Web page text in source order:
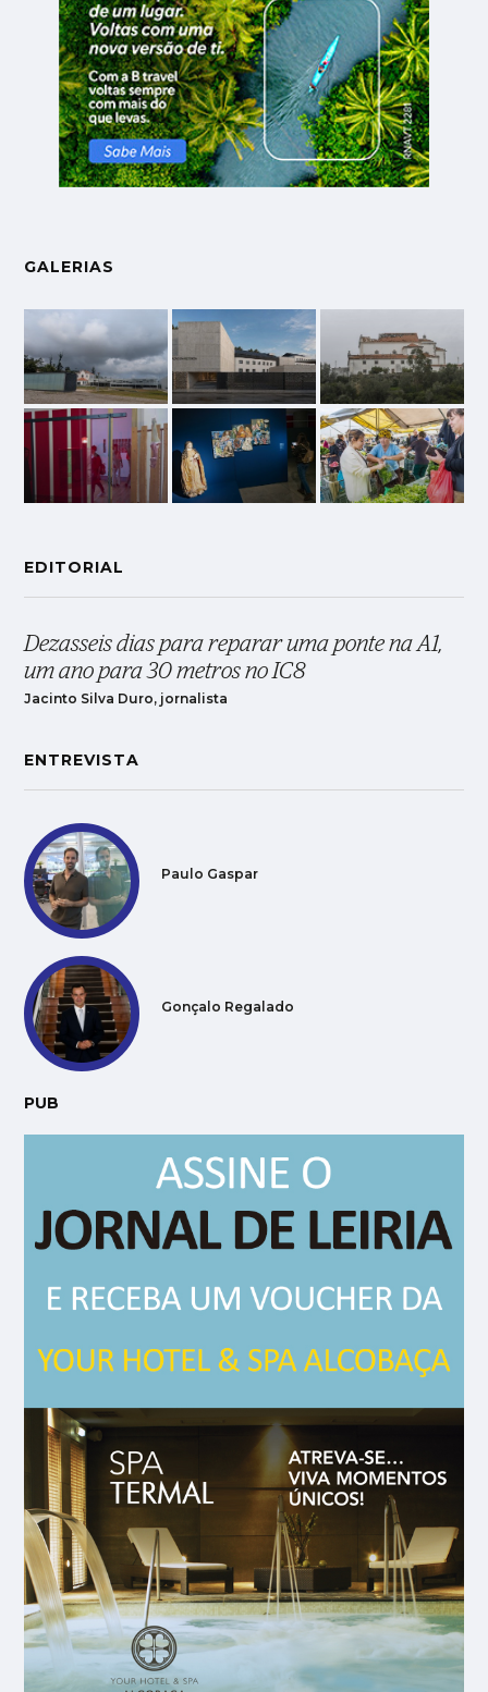
GALERIAS
EDITORIAL
Dezasseis dias para reparar uma ponte na A1,
um ano para 30 metros no IC8
Jacinto Silva Duro, jornalista
ENTREVISTA
Paulo Gaspar
Gonçalo Regalado
PUB